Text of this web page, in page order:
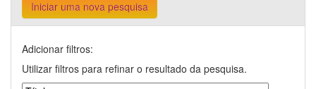
Iniciar uma nova pesquisa
Adicionar filtros:
Utilizar filtros para refinar o resultado da pesquisa.